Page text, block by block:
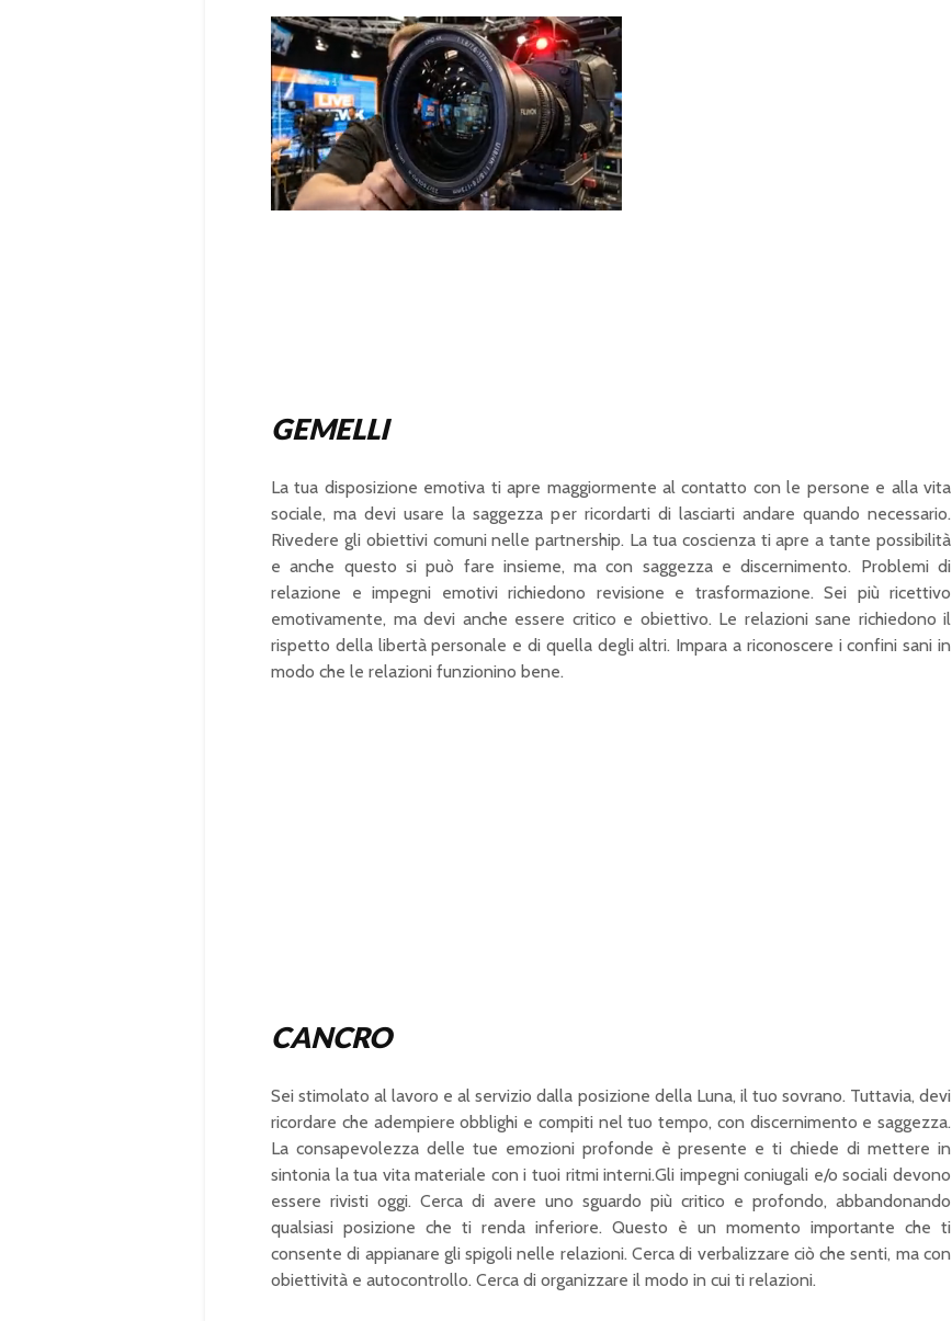
U
n
L
o
GEMELLI
La tua disposizione emotiva ti apre maggiormente al contatto con le persone e alla vita
sociale, ma devi usare la saggezza per ricordarti di lasciarti andare quando necessario.
Rivedere gli obiettivi comuni nelle partnership. La tua coscienza ti apre a tante possibilità
e anche questo si può fare insieme, ma con saggezza e discernimento. Problemi di
relazione e impegni emotivi richiedono revisione e trasformazione. Sei più ricettivo
emotivamente, ma devi anche essere critico e obiettivo. Le relazioni sane richiedono il
rispetto della libertà personale e di quella degli altri. Impara a riconoscere i confini sani in
modo che le relazioni funzionino bene.
CANCRO
Sei stimolato al lavoro e al servizio dalla posizione della Luna, il tuo sovrano. Tuttavia, devi
ricordare che adempiere obblighi e compiti nel tuo tempo, con discernimento e saggezza.
La consapevolezza delle tue emozioni profonde è presente e ti chiede di mettere in
sintonia la tua vita materiale con i tuoi ritmi interni.Gli impegni coniugali e/o sociali devono
essere rivisti oggi. Cerca di avere uno sguardo più critico e profondo, abbandonando
qualsiasi posizione che ti renda inferiore. Questo è un momento importante che ti
consente di appianare gli spigoli nelle relazioni. Cerca di verbalizzare ciò che senti, ma con
obiettività e autocontrollo. Cerca di organizzare il modo in cui ti relazioni.